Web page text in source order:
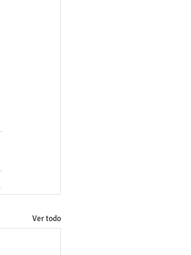
Ver todo